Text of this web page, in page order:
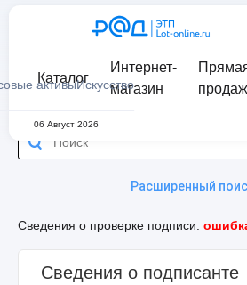
активыИскусство
Каталог
Интернет-
магазин
06 Август 2026
Расширенный
Сведения о проверке подписи:
Сведения о подписанте